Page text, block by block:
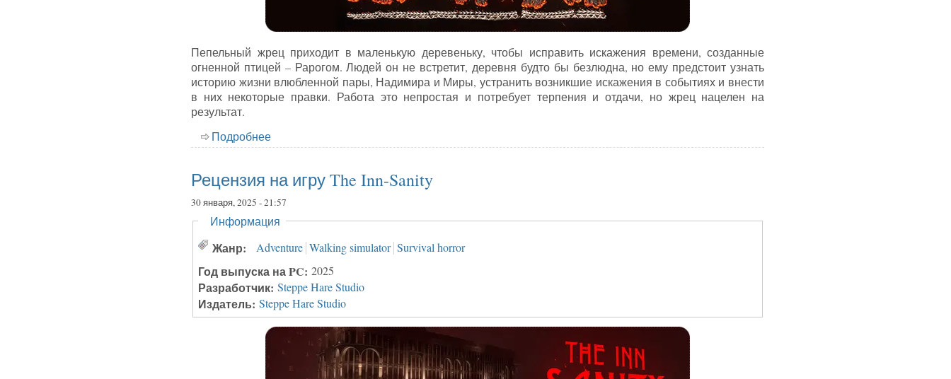
Пепельный жрец приходит в маленькую деревеньку, чтобы исправить искажения времени, созданные
огненной птицей – Рарогом. Людей он не встретит, деревня будто бы безлюдна, но ему предстоит узнать
историю жизни влюбленной пары, Надимира и Миры, устранить возникшие искажения в событиях и внести
в них некоторые правки. Работа это непростая и потребует терпения и отдачи, но жрец нацелен на
результат.
Подробнее
Рецензия на игру The Inn-Sanity
30 января, 2025 - 21:57
Скрыть
Информация
Жанр: Adventure Walking simulator Survival horror
Год выпуска на PC: 2025
Разработчик: Steppe Hare Studio
Издатель: Steppe Hare Studio